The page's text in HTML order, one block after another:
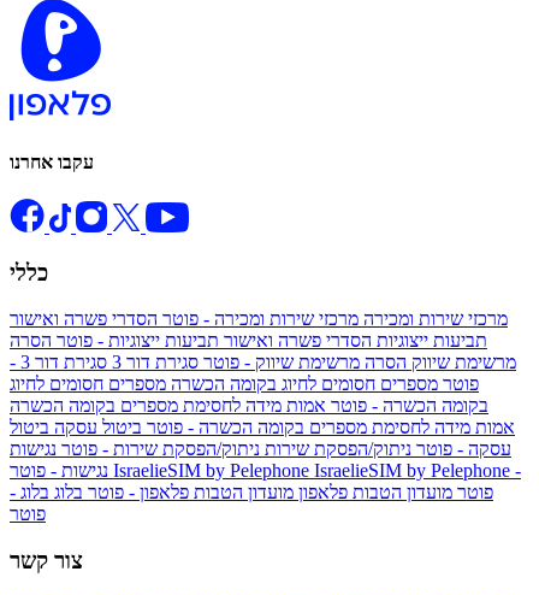
עקבו אחרנו
כללי
מרכזי שירות ומכירה מרכזי שירות ומכירה - פוטר הסדרי פשרה ואישור
תביעות ייצוגיות הסדרי פשרה ואישור תביעות ייצוגיות - פוטר הסרה
מרשימת שיווק הסרה מרשימת שיווק - פוטר סגירת דור 3
סגירת דור 3 -
פוטר מספרים חסומים לחיוג בקומה הכשרה מספרים חסומים לחיוג
בקומה הכשרה - פוטר אמות מידה לחסימת מספרים בקומה הכשרה
אמות מידה לחסימת מספרים בקומה הכשרה - פוטר ביטול עסקה ביטול
עסקה - פוטר ניתוק/הפסקת שירות ניתוק/הפסקת שירות - פוטר נגישות
IsraelieSIM by Pelephone IsraelieSIM by Pelephone -
פוטר מועדון הטבות פלאפון מועדון הטבות פלאפון - פוטר בלוג בלוג -
פוטר
צור קשר